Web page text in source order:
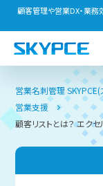
顧客管理や営業DX・業務
営業名刺管理 SKYPCE(
営業支援
顧客リストとは？ エク